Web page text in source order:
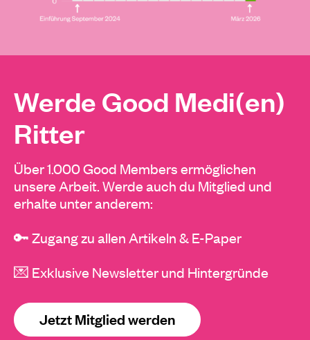
Werde Good Medi(en)
Ritter
Über 1.000 Good Members ermöglichen
unsere Arbeit. Werde auch du Mitglied und
erhalte unter anderem:
🔑 Zugang zu allen Artikeln & E-Paper
💌 Exklusive Newsletter und Hintergründe
Jetzt Mitglied werden